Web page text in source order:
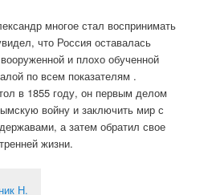
многое стал воспринимать
что Россия оставалась
и плохо обученной
по всем показателям .
в 1855 году, он первым делом
войну и заключить мир с
а затем обратил свое
жизни.